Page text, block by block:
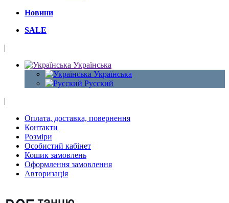
Новини
SALE
|
Українська
Українська
Русский
|
Оплата, доставка, повернення
Контакти
Розміри
Особистий кабінет
Кошик замовлень
Оформлення замовлення
Авторизація